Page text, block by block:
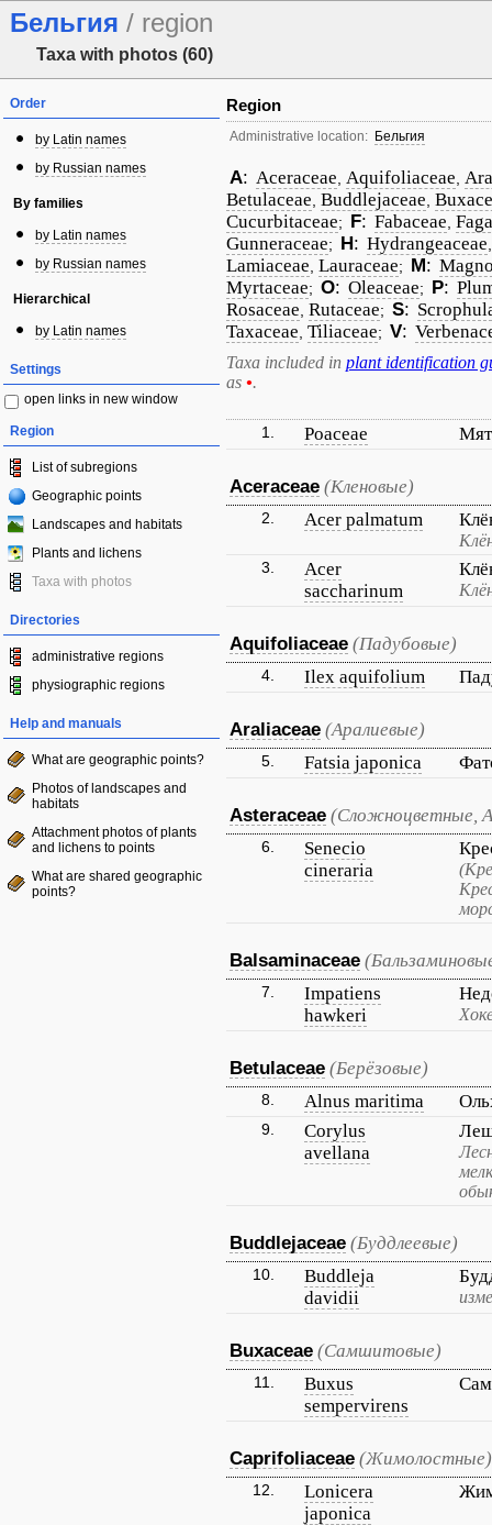
Бельгия / region
Taxa with photos (60)
Order
by Latin names
by Russian names
By families
by Latin names
by Russian names
Hierarchical
by Latin names
Settings
open links in new window
Region
List of subregions
Geographic points
Landscapes and habitats
Plants and lichens
Taxa with photos
Directories
administrative regions
physiographic regions
Help and manuals
What are geographic points?
Photos of landscapes and
habitats
Attachment photos of plants
and lichens to points
What are shared geographic
points?
Region
Administrative location: Бельгия
A: Aceraceae Aquifoliaceae
Betulaceae Buddlejaceae
Cucurbitaceae; F: Fabaceae
Gunneraceae; H: Hydrangeaceae
Lamiaceae Lauraceae; M:
Myrtaceae; O: Oleaceae; P:
Rosaceae Rutaceae; S:
Taxaceae Tiliaceae; V:
Taxa included in plant identification
as •.
1. Poaceae
Aceraceae (Кленовые)
2. Acer palmatum
3.
Acer
saccharinum
Aquifoliaceae (Падубовые)
4. Ilex aquifolium
Araliaceae (Аралиевые)
5. Fatsia japonica
Asteraceae (Сложноцветные,
6.
Senecio
cineraria
Balsaminaceae
7.
Impatiens
hawkeri
Betulaceae (Берёзовые)
8. Alnus maritima
9.
Corylus
avellana
Buddlejaceae (Буддлеевые)
10.
Buddleja
davidii
Buxaceae (Самшитовые)
11.
Buxus
sempervirens
Caprifoliaceae (Жимолостные)
12.
Lonicera
japonica